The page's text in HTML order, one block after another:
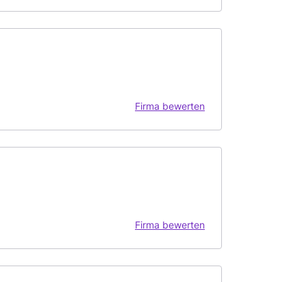
Firma bewerten
Firma bewerten